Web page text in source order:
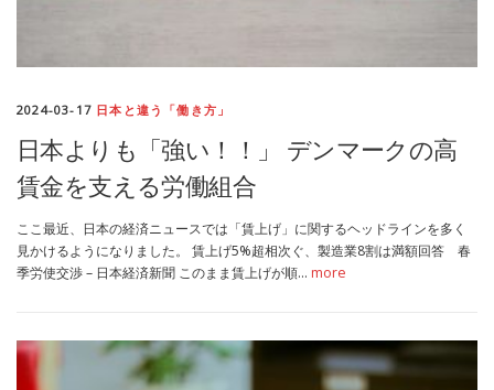
2024-03-17 日本と違う「働き方」
日本よりも「強い！！」 デンマークの高
賃金を支える労働組合
ここ最近、日本の経済ニュースでは「賃上げ」に関するヘッドラインを多く
見かけるようになりました。 賃上げ5%超相次ぐ、製造業8割は満額回答 春
季労使交渉 – 日本経済新聞 このまま賃上げが順… more